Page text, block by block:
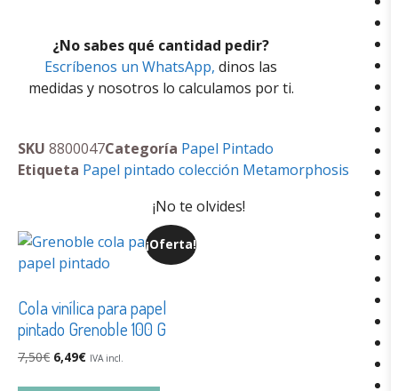
¿No sabes qué cantidad pedir?
Escríbenos un WhatsApp, dinos las
medidas y nosotros lo calculamos por ti.
SKU 8800047Categoría Papel Pintado
Etiqueta Papel pintado colección Metamorphosis
¡No te olvides!
¡Oferta!
Cola vinílica para papel
pintado Grenoble 100 G
7,50€ 6,49€ IVA incl.